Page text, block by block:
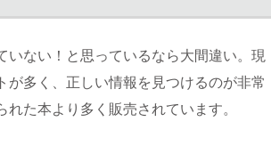
ない！と思っているなら大間違い。現
多く、正しい情報を見つけるのが非常
た本より多く販売されています。